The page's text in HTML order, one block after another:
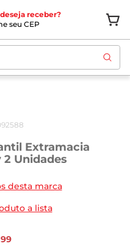
receber?
seu CEP
Extramacia
Unidades
desta marca
a lista
99